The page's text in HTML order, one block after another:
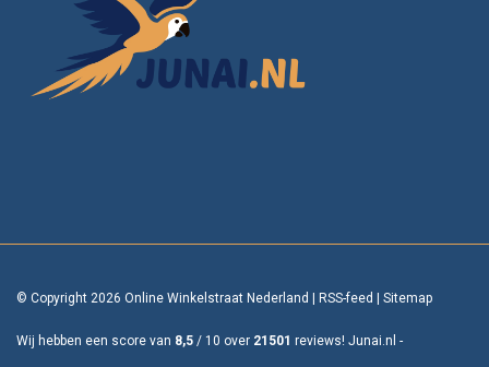
© Copyright 2026 Online Winkelstraat Nederland RSS-feed Sitemap
Wij hebben een score van 8,5 / 10 over 21501 reviews! Junai.nl -